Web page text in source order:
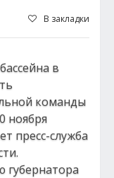
В закладки
в
команды
ноября
пресс-служба
губернатора